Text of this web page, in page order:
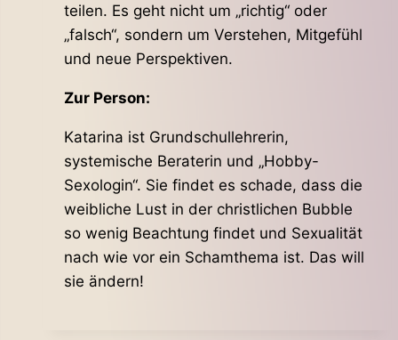
teilen. Es geht nicht um „richtig“ oder
„falsch“, sondern um Verstehen, Mitgefühl
und neue Perspektiven.
Zur Person:
Katarina ist Grundschullehrerin,
systemische Beraterin und „Hobby-
Sexologin“. Sie findet es schade, dass die
weibliche Lust in der christlichen Bubble
so wenig Beachtung findet und Sexualität
nach wie vor ein Schamthema ist. Das will
sie ändern!